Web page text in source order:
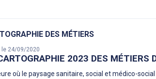
DES MÉTIERS
le 24/09/2020
2023 DES MÉTIERS
où le paysage sanitaire, social et médico-